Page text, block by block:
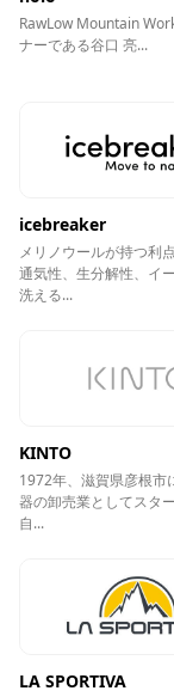
RawLow Mountain
ナーである谷口 亮...
icebreaker
メリノウールが持つ利
通気性、生分解性、イ
洗える...
KINTO
1972年、滋賀県彦根市
器の卸売業としてスタ
自...
LA SPORTIVA